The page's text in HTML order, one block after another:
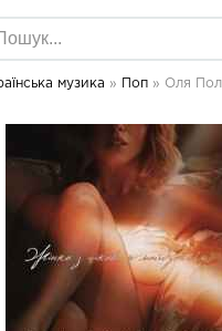
музика » Поп » Оля